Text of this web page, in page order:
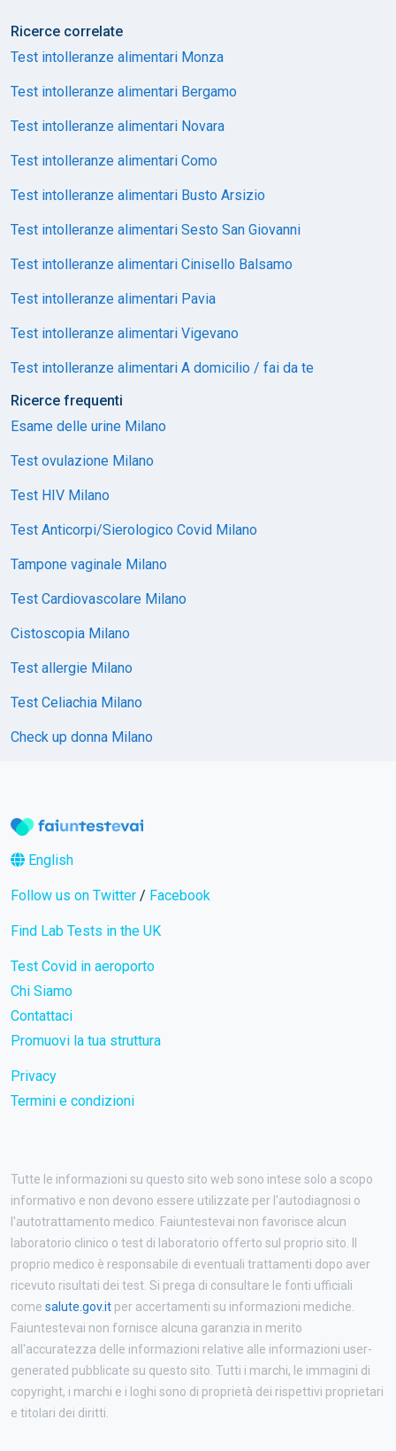
Ricerce correlate
Test intolleranze alimentari Monza
Test intolleranze alimentari Bergamo
Test intolleranze alimentari Novara
Test intolleranze alimentari Como
Test intolleranze alimentari Busto Arsizio
Test intolleranze alimentari Sesto San Giovanni
Test intolleranze alimentari Cinisello Balsamo
Test intolleranze alimentari Pavia
Test intolleranze alimentari Vigevano
Test intolleranze alimentari A domicilio / fai da te
Ricerce frequenti
Esame delle urine Milano
Test ovulazione Milano
Test HIV Milano
Test Anticorpi/Sierologico Covid Milano
Tampone vaginale Milano
Test Cardiovascolare Milano
Cistoscopia Milano
Test allergie Milano
Test Celiachia Milano
Check up donna Milano
English
Follow us on Twitter / Facebook
Find Lab Tests in the UK
Test Covid in aeroporto
Chi Siamo
Contattaci
Promuovi la tua struttura
Privacy
Termini e condizioni
Tutte le informazioni su questo sito web sono intese solo a scopo
informativo e non devono essere utilizzate per l'autodiagnosi o
l'autotrattamento medico. Faiuntestevai non favorisce alcun
laboratorio clinico o test di laboratorio offerto sul proprio sito. Il
proprio medico è responsabile di eventuali trattamenti dopo aver
ricevuto risultati dei test. Si prega di consultare le fonti ufficiali
come salute.gov.it per accertamenti su informazioni mediche.
Faiuntestevai non fornisce alcuna garanzia in merito
all'accuratezza delle informazioni relative alle informazioni user-
generated pubblicate su questo sito. Tutti i marchi, le immagini di
copyright, i marchi e i loghi sono di proprietà dei rispettivi proprietari
e titolari dei diritti.